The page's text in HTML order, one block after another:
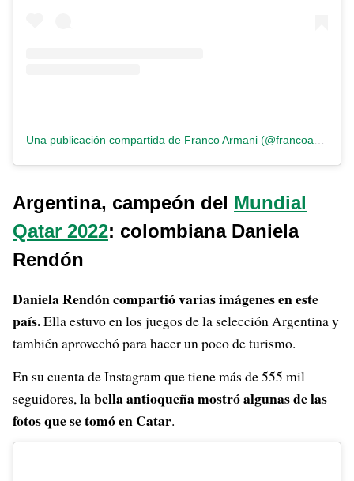
Una publicación compartida de Franco Armani (@francoarmani34)
Argentina, campeón del Mundial
Qatar 2022: colombiana Daniela
Rendón
Daniela Rendón compartió varias imágenes en este
país.Ella estuvo en los juegos de la selección Argentina y
también aprovechó para hacer un poco de turismo.
En su cuenta de Instagram que tiene más de 555 mil
seguidores,la bella antioqueña mostró algunas de las
fotos que se tomó en Catar.